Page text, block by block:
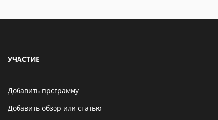
УЧАСТИЕ
Добавить программу
Добавить обзор или статью